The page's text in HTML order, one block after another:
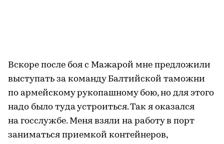
Вскоре после боя с Мажарой мне предложили
выступать за команду Балтийской таможни
по армейскому рукопашному бою, но для этого
надо было туда устроиться. Так я оказался
на госслужбе. Меня взяли на работу в порт
заниматься приемкой контейнеров,